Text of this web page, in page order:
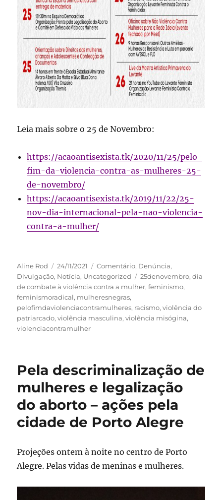
Leia mais sobre o 25 de Novembro:
https://acaoantisexista.tk/2020/11/25/pelo-
fim-da-violencia-contra-as-mulheres-25-
de-novembro/
https://acaoantisexista.tk/2019/11/22/25-
nov-dia-internacional-pela-nao-violencia-
contra-a-mulher/
Autor
Aline Rod
Publicado
em
24/11/2021 Categorias
Comentário, Denúncia,
Divulgação, Notícia, Uncategorized Tags
25denovembro,dia
de combate à violência contra a mulher,feminismo,
feminismoradical, mulheresnegras,
pelofimdaviolenciacontramulheres, racismo,violência do
patriarcado,violência masculina,violência misógina,
violenciacontramulher
Pela descriminalização de
mulheres e legalização
do aborto – ações pela
cidade de Porto Alegre
Projeções ontem à noite no centro de Porto
Alegre. Pelas vidas de meninas e mulheres.